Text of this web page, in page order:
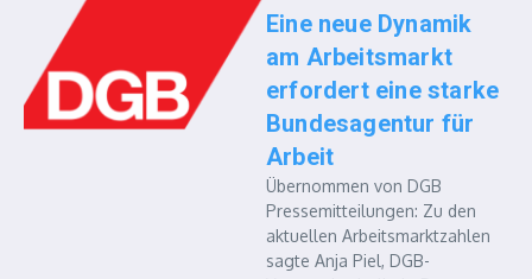
Eine neue Dynamik
am Arbeitsmarkt
erfordert eine starke
Bundesagentur für
Arbeit
Übernommen von DGB
Pressemitteilungen: Zu den
aktuellen Arbeitsmarktzahlen
sagte Anja Piel, DGB-